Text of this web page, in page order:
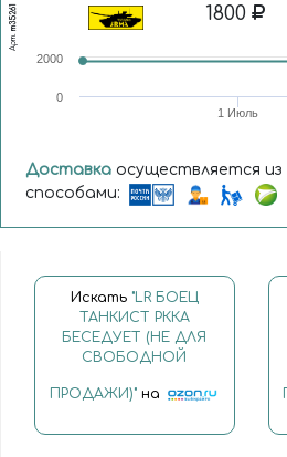
Арт.
m35261 1800
1 Июль
0
2000
Доставка осуществляется из
способами:
Искать "LR БОЕЦ
ТАНКИСТ РККА
БЕСЕДУЕТ (НЕ ДЛЯ
СВОБОДНОЙ
ПРОДАЖИ)"на